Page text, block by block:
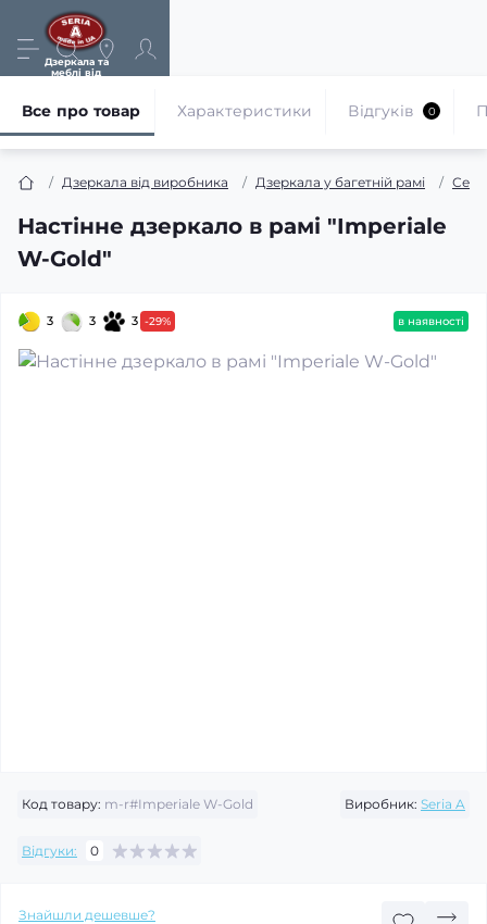
Дзеркала та
меблі від
Дзеркала від виробника Дзеркала у багетній рамі
Настінне дзеркало в рамі "Imperiale
W-Gold"
Все про товар Характеристики Відгуків 0
3 3 3 -29% в наявності
Код товару: m-r#Imperiale W-Gold Виробник: Seria A
Відгуки: 0
Знайшли дешевше?